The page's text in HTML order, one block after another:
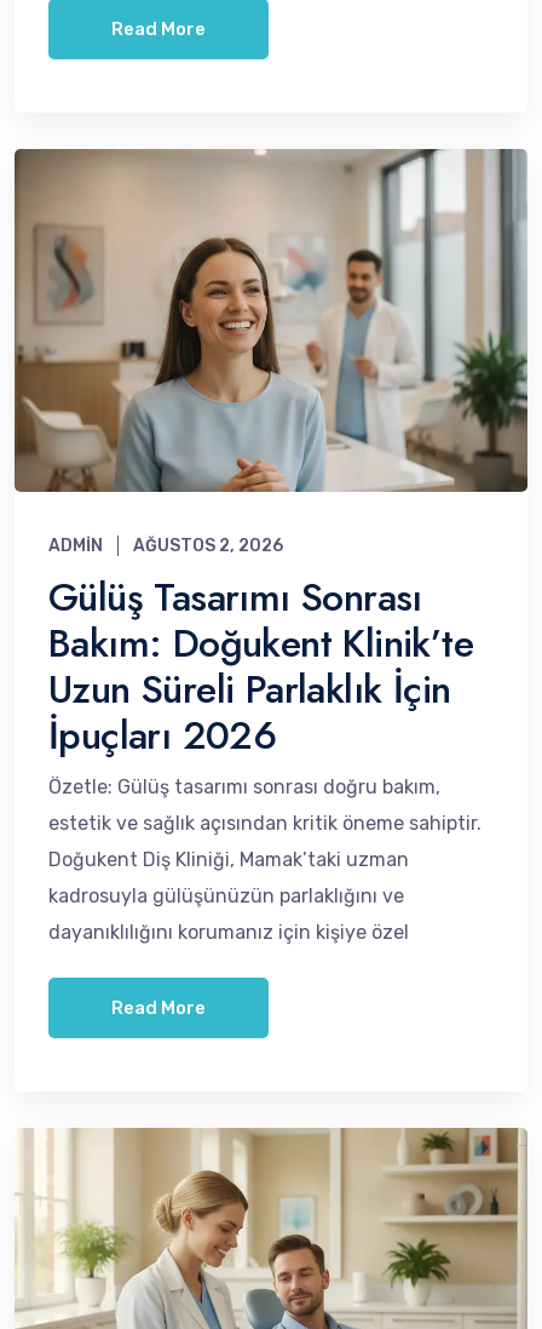
Read More
ADMIN AĞUSTOS 2, 2026
Gülüş Tasarımı Sonrası
Bakım: Doğukent Klinik’te
Uzun Süreli Parlaklık İçin
İpuçları 2026
Özetle: Gülüş tasarımı sonrası doğru bakım,
estetik ve sağlık açısından kritik öneme sahiptir.
Doğukent Diş Kliniği, Mamak’taki uzman
kadrosuyla gülüşünüzün parlaklığını ve
dayanıklılığını korumanız için kişiye özel
Read More